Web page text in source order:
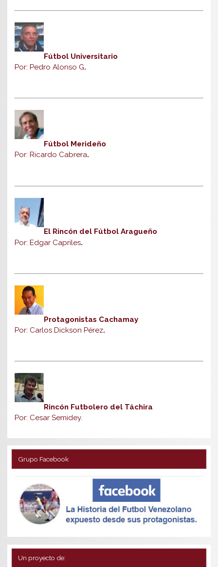
Fútbol Universitario
Por: Pedro Alonso G.
Fútbol Merideño
Por: Ricardo Cabrera.
El Rincón del Fútbol Aragueño
Por: Edgar Capriles.
Protagonistas Cachamay
Por: Carlos Dickson Pérez.
Rincón Futbolero del Táchira
Por: Cesar Semidey.
Grupo Facebook
Un proyecto de: